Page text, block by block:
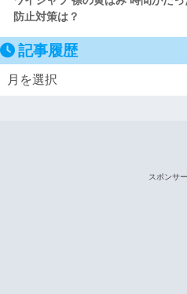
防止対策は？
記事履歴
スポンサ